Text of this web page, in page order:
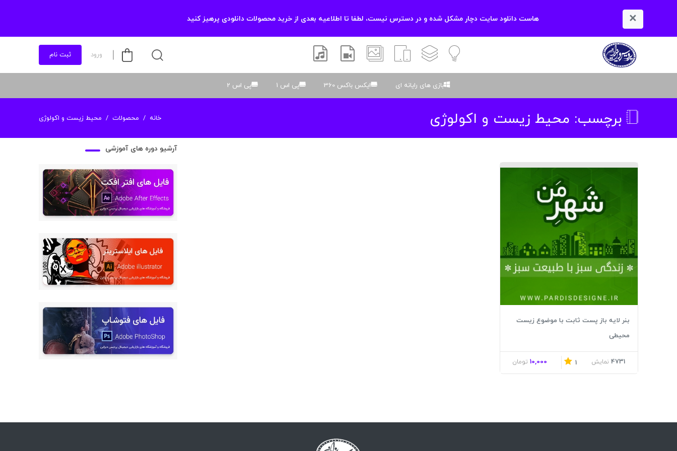
× هاست دانلود سایت دچار مشکل شده و در دسترس نیست، لطفا تا اطلاعیه بعدی از خرید محصولات دانلودی پرهیز کنید
آموزشیلایه باز اسکریپت والپیپر افتر افکتسموسیقی و صدا
ورود ثبت نام
بازی های رایانه ای ایکس باکس 360 پی اس 1 پی اس 2
برچسب: محیط زیست و اکولوژی خانه محصولات محیط زیست و اکولوژی
بنر لایه باز پست ثابت با موضوع زیست
محیطی
4731 نمایش 1
10,000 تومان
آرشیو دوره های آموزشی